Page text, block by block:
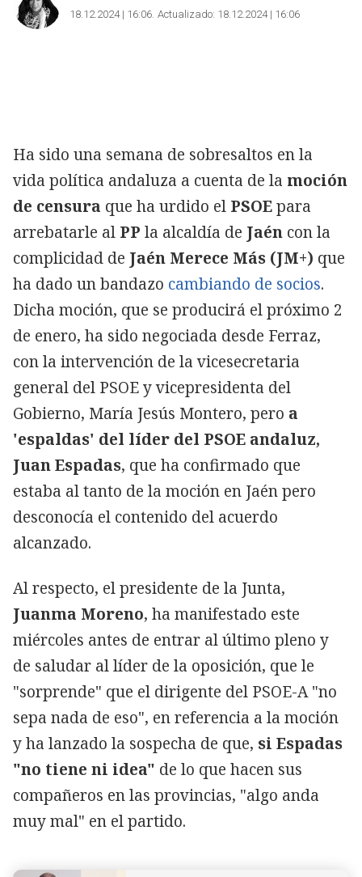
18.12.2024 | 16:06 Actualizado: 18.12.2024 | 16:06
Ha sido una semana de sobresaltos en la
vida política andaluza a cuenta de la moción
de censura que ha urdido el PSOEpara
arrebatarle al PP la alcaldía de Jaén con la
complicidad de Jaén Merece Más (JM+) que
ha dado un bandazo cambiando de socios.
Dicha moción, que se producirá el próximo 2
de enero, ha sido negociada desde Ferraz,
con la intervención de la vicesecretaria
general del PSOE y vicepresidenta del
Gobierno, María Jesús Montero, pero a
'espaldas' del líder del PSOE andaluz,
Juan Espadas, que ha confirmado que
estaba al tanto de la moción en Jaén pero
desconocía el contenido del acuerdo
alcanzado.
Al respecto, el presidente de la Junta,
Juanma Moreno, ha manifestado este
miércoles antes de entrar al último pleno y
de saludar al líder de la oposición, que le
"sorprende" que el dirigente del PSOE-A "no
sepa nada de eso", en referencia a la moción
y ha lanzado la sospecha de que, si Espadas
"no tiene ni idea" de lo que hacen sus
compañeros en las provincias, "algo anda
muy mal" en el partido.